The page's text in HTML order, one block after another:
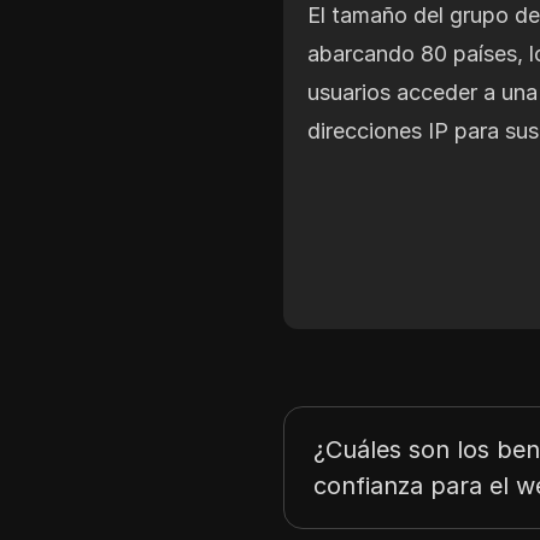
El tamaño del grupo
abarcando 80 países,
usuarios acceder a
direcciones IP para
¿Cuáles son los
confianza para el